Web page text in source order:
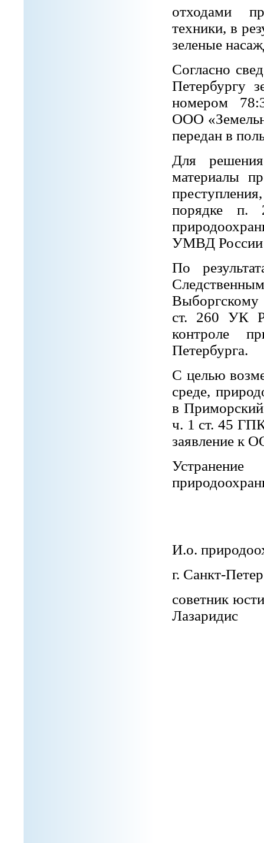
отходами
техники, в
зеленые
Согласно
Петербургу
номером
ООО
передан в
Для
материалы
порядке
УМВД России
По
Выборгскому
ст. 260 УК
контроле
Петербурга.
С целью
среде,
в
ч. 1 ст. 45
заявление к
И.о.
г.
Лазаридис